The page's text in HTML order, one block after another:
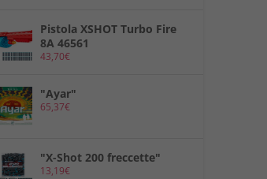
Pistola XSHOT Turbo Fire
8A 46561
43,70€
"Ayar"
65,37€
"X-Shot 200 freccette"
13,19€